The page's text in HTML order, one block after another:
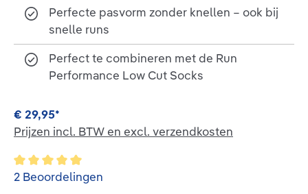
Perfecte pasvorm zonder knellen – ook bij
snelle runs
Perfect te combineren met de Run
Performance Low Cut Socks
€ 29,95*
Prijzen incl. BTW en excl. verzendkosten
Gemiddelde waardering van 5 van 5 sterren
2 Beoordelingen